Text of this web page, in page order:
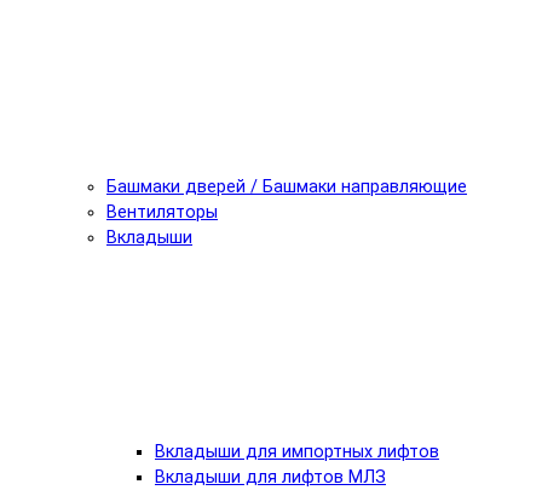
Башмаки дверей / Башмаки направляющие
Вентиляторы
Вкладыши
Вкладыши для импортных лифтов
Вкладыши для лифтов МЛЗ